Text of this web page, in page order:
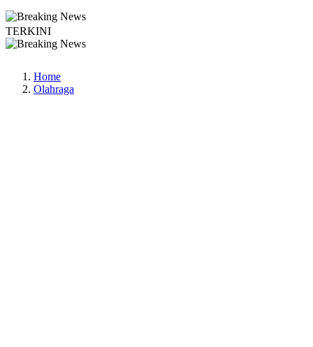
TERKINI
Home
Olahraga